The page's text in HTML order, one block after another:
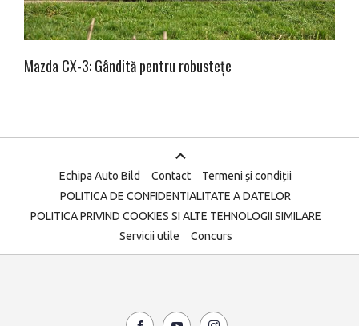
Mazda CX-3: Gândită pentru robustețe
Echipa Auto Bild Contact
Termeni și condiții
POLITICA DE CONFIDENTIALITATE A DATELOR
POLITICA PRIVIND COOKIES SI ALTE TEHNOLOGII SIMILARE
Servicii utile
Concurs